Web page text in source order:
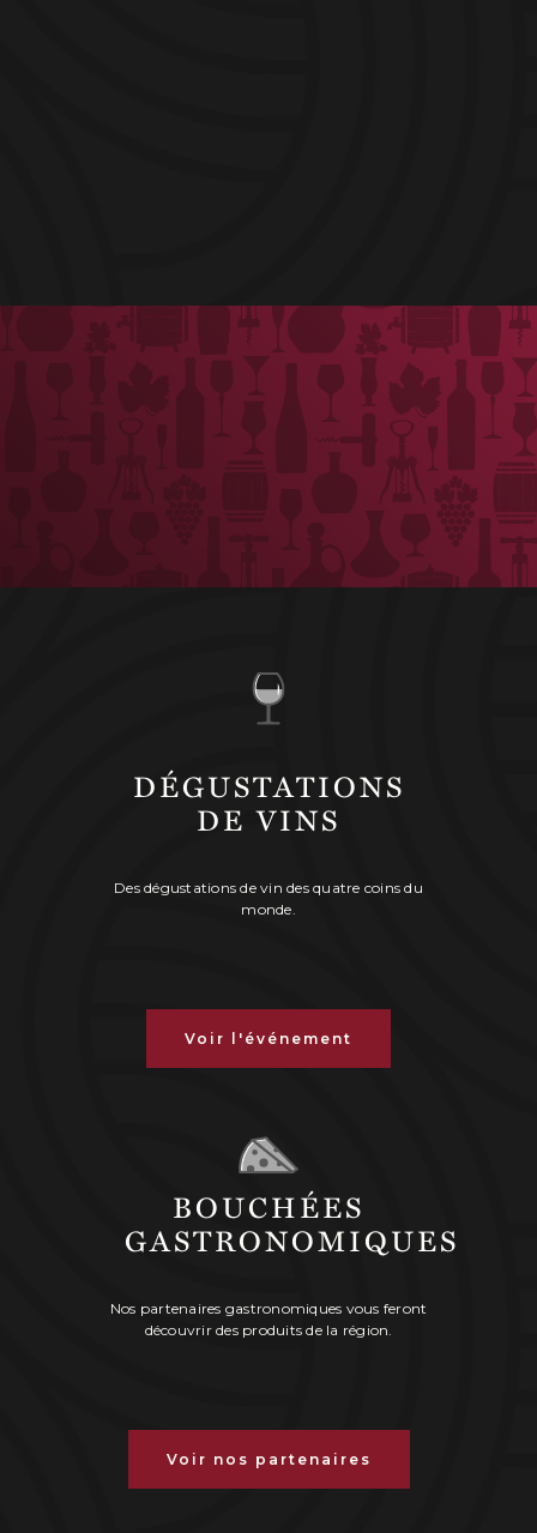
DÉGUSTATIONS
DE VINS
Des dégustations de vin des quatre coins du
monde.
Voir l'événement
BOUCHÉES
GASTRONOMIQUES
Nos partenaires gastronomiques vous feront
découvrir des produits de la région.
Voir nos partenaires